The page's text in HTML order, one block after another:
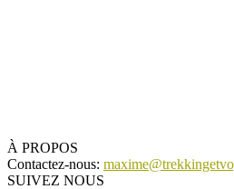
À PROPOS
Contactez-nous:
SUIVEZ NOUS